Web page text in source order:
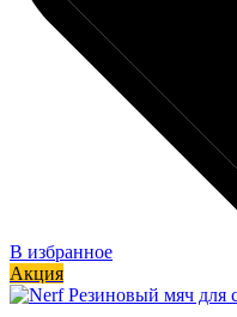
В избранное
Акция